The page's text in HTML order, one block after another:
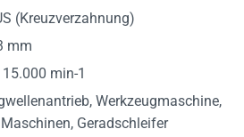
(Kreuzverzahnung)
mm
min-1
Werkzeugmaschine,
Geradschleifer